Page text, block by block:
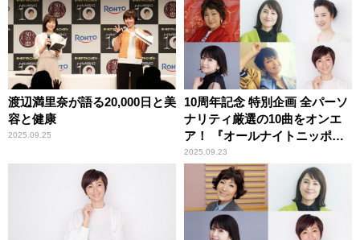
渡辺満里奈が語る20,000日と美
容と健康
2025.09.25
10周年記念 特別企画 全パーソ
ナリティ厳選の10曲をオンエ
ア！ 『オールナイトニッポン
MUSIC10』
2025.09.23